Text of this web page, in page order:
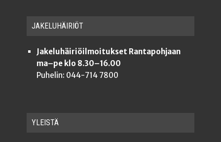
JAKE­LU­HÄI­RIÖT
Jakeluhäiriöilmoitukset Rantapohjaan
ma–pe klo 8.30–16.00
Puhelin: 044-714 7800
YLEISTÄ